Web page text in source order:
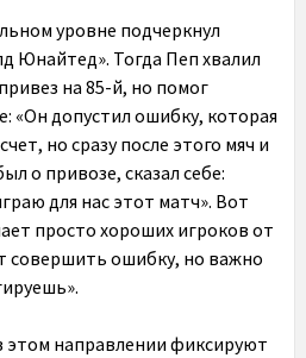
уровне подчеркнул
Юнайтед». Тогда Пеп хвалил
на 85-й, но помог
«Он допустил ошибку, которая
но сразу после этого мяч и
о привозе, сказал себе:
для нас этот матч». Вот
просто хороших игроков от
ошибку, но важно
этом направлении фиксируют